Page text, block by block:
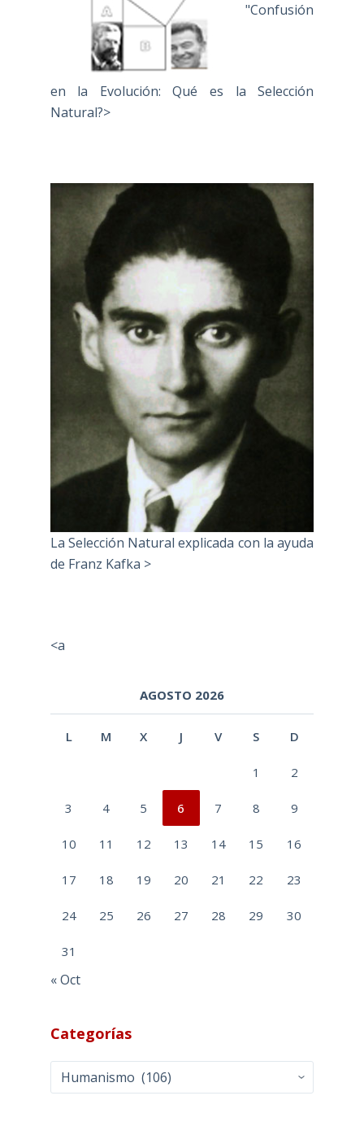
"Confusión
en la Evolución: Qué es la Selección
Natural?>
La Selección Natural explicada con la ayuda
de Franz Kafka >
<a
AGOSTO 2026
L M X J V S D
1 2
3 4 5 6 7 8 9
10 11 12 13 14 15 16
17 18 19 20 21 22 23
24 25 26 27 28 29 30
31
« Oct
Categorías
Categorías